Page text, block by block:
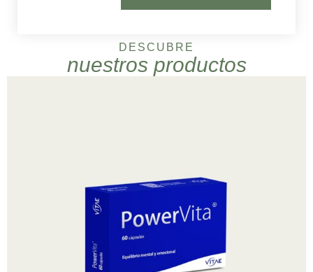
DESCUBRE
nuestros productos